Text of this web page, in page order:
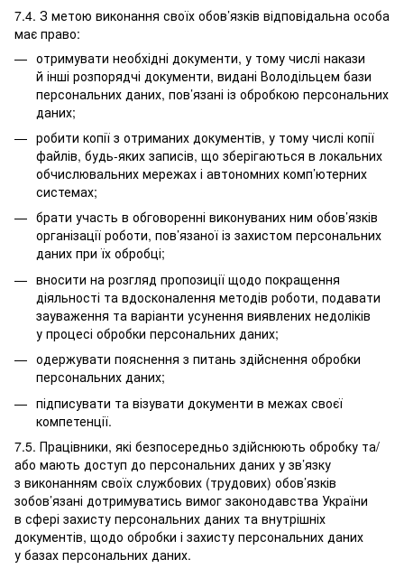
7.4. З метою виконання своїх обов’язків відповідальна особа
має право:
отримувати необхідні документи, у тому числі накази
й інші розпорядчі документи, видані Володільцем бази
персональних даних, пов’язані із обробкою персональних
даних;
робити копії з отриманих документів, у тому числі копії
файлів, будь-яких записів, що зберігаються в локальних
обчислювальних мережах і автономних комп’ютерних
системах;
брати участь в обговоренні виконуваних ним обов’язків
організації роботи, пов’язаної із захистом персональних
даних при їх обробці;
вносити на розгляд пропозиції щодо покращення
діяльності та вдосконалення методів роботи, подавати
зауваження та варіанти усунення виявлених недоліків
у процесі обробки персональних даних;
одержувати пояснення з питань здійснення обробки
персональних даних;
підписувати та візувати документи в межах своєї
компетенції.
7.5. Працівники, які безпосередньо здійснюють обробку та/
або мають доступ до персональних даних у зв’язку
з виконанням своїх службових (трудових) обов’язків
зобов’язані дотримуватись вимог законодавства України
в сфері захисту персональних даних та внутрішніх
документів, щодо обробки і захисту персональних даних
у базах персональних даних.